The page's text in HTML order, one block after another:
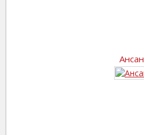
Ансан